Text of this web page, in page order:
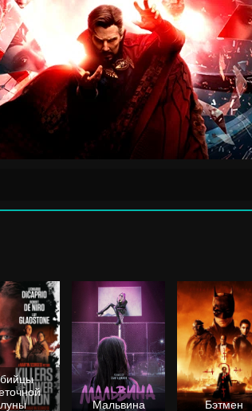
луны
Мальвина Бэтмен